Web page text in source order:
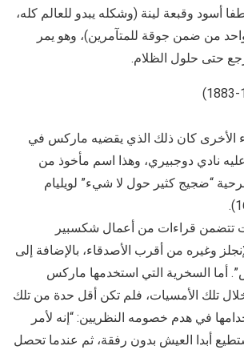
أسود وقبعة لينة (وشكله يبدو للعالم كله،
من ضمن جوقة للمتآمرين)، وهو يمر
حتى حلول الظلام.
الأخرى كان ذلك الذي يقضيه ماركس في
نادي دوجبيري، وهذا اسم مأخوذ من
“ضجيج كثير حول لا شيء” لويليام
تتضمن قراءات من أعمال شكسبير
وغيره من أقرب الأصدقاء، بالإضافة إلى
أما السخرية التي استخدمها ماركس
تلك الأمسيات، فلم تكن أقل حدة من تلك
في هدم خصومه النظريين: “إنه لأمر
أبدا العيش بدون رفقة، ثم عندما تحصل